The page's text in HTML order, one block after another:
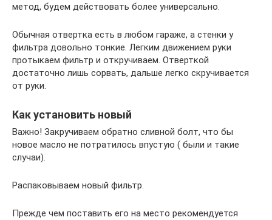
метод, будем действовать более универсально.
Обычная отвертка есть в любом гараже, а стенки у
фильтра довольно тонкие. Легким движением руки
протыкаем фильтр и откручиваем. Отверткой
достаточно лишь сорвать, дальше легко скручивается
от руки.
Как установить новый
Важно! Закручиваем обратно сливной болт, что бы
новое масло не потратилось впустую ( были и такие
случаи).
Распаковываем новый фильтр.
Прежде чем поставить его на место рекомендуется